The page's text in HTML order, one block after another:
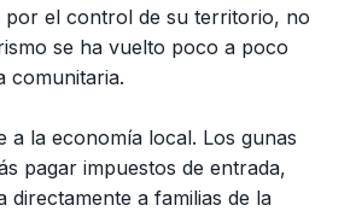
por el control de su territorio, no
se ha vuelto poco a poco
comunitaria.
a la economía local. Los gunas
pagar impuestos de entrada,
directamente a familias de la